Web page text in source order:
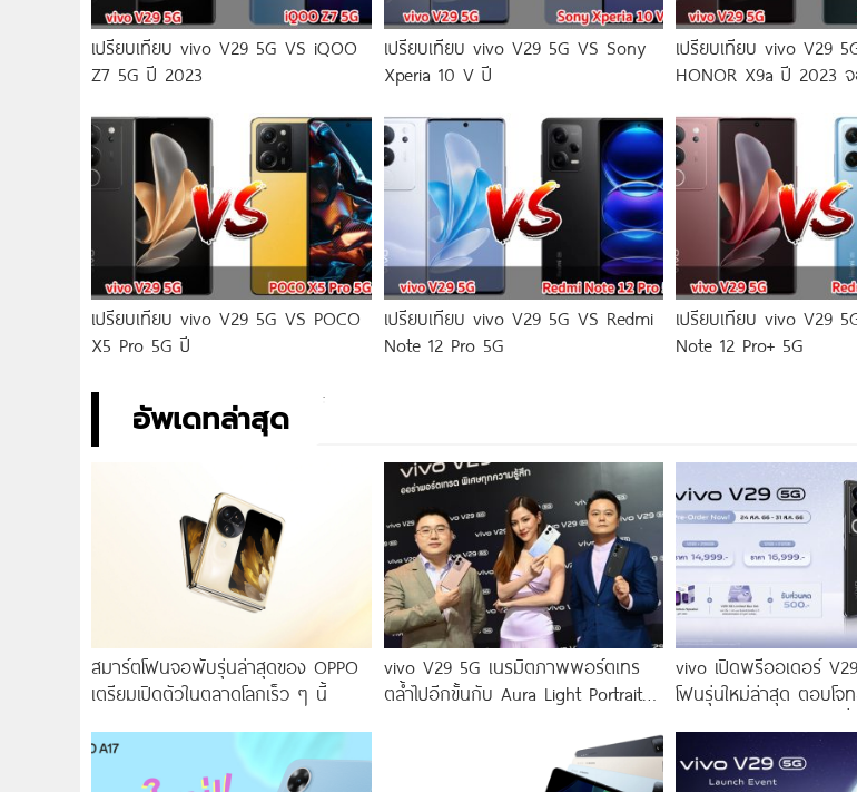
เปรียบเทียบ vivo V29 5G VS iQOO
Z7 5G ปี 2023
เปรียบเทียบ vivo V29 5G VS Sony
Xperia 10 V ปี
เปรียบเทียบ vivo V29
HONOR X9a ปี 2023
เปรียบเทียบ vivo V29 5G VS POCO
X5 Pro 5G ปี
เปรียบเทียบ vivo V29 5G VS Redmi
Note 12 Pro 5G
เปรียบเทียบ vivo V29
Note 12 Pro+ 5G
อัพเดทล่าสุด
สมาร์ตโฟนจอพับรุ่นล่าสุดของ OPPO
เตรียมเปิดตัวในตลาดโลกเร็ว ๆ นี้
vivo V29 5G เนรมิตภาพพอร์ตเทร
ตล้ำไปอีกขั้นกับ Aura Light Portrait
vivo เปิดพรีออเดอร์
โฟนรุ่นใหม่ล่าสุด ตอบโจ
14,999 บาท จัดเต็มกับโป
ก่อนใคร